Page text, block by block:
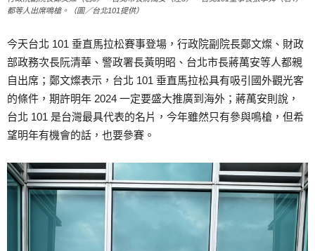
都等人出席鳴槍。（圖／台北101提供）
今天台北 101 垂直馬拉松賽事登場，行政院副院長鄭文燦、財政
部政務次長阮清華、警政署長黃明昭、台北市長蔣萬安等人都親
自出席；鄭文燦表示，台北 101 垂直馬拉松具有吸引國外觀光客
的條件，期許明年 2024 一定要盛大推廣到海外；蔣萬安則說，
台北 101 是台灣最具代表的名片，今年雖然只有參與鳴槍，但希
望明年有機會的話，也要參賽。